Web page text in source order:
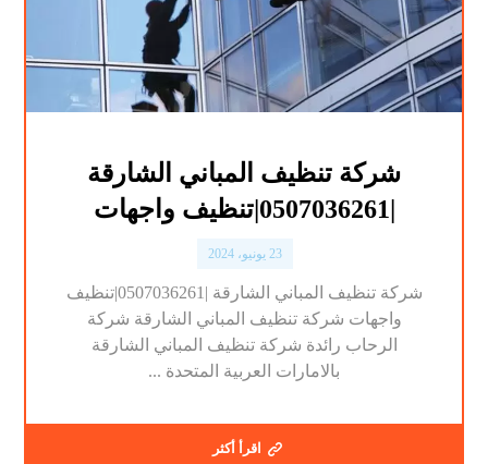
شركة تنظيف المباني الشارقة
|0507036261|تنظيف واجهات
23 يونيو، 2024
شركة تنظيف المباني الشارقة |0507036261|تنظيف
واجهات شركة تنظيف المباني الشارقة شركة
الرحاب رائدة شركة تنظيف المباني الشارقة
بالامارات العربية المتحدة ...
اقرأ أكثر